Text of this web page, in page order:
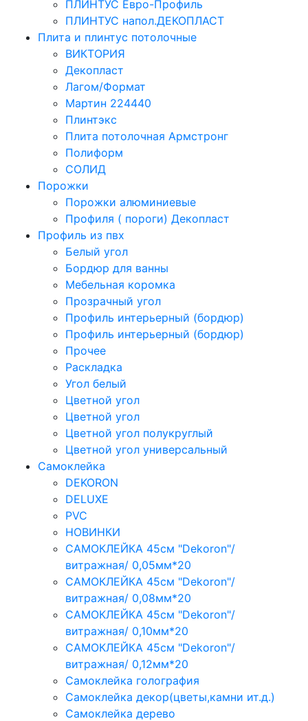
ПЛИНТУС Евро-Профиль
ПЛИНТУС напол.ДЕКОПЛАСТ
Плита и плинтус потолочные
ВИКТОРИЯ
Декопласт
Лагом/Формат
Мартин 224440
Плинтэкс
Плита потолочная Армстронг
Полиформ
СОЛИД
Порожки
Порожки алюминиевые
Профиля ( пороги) Декопласт
Профиль из пвх
Белый угол
Бордюр для ванны
Мебельная коромка
Прозрачный угол
Профиль интерьерный (бордюр)
Профиль интерьерный (бордюр)
Прочее
Раскладка
Угол белый
Цветной угол
Цветной угол
Цветной угол полукруглый
Цветной угол универсальный
Самоклейка
DEKORON
DELUXE
PVC
НОВИНКИ
САМОКЛЕЙКА 45см "Dekoron"/
витражная/ 0,05мм*20
САМОКЛЕЙКА 45см "Dekoron"/
витражная/ 0,08мм*20
САМОКЛЕЙКА 45см "Dekoron"/
витражная/ 0,10мм*20
САМОКЛЕЙКА 45см "Dekoron"/
витражная/ 0,12мм*20
Самоклейка голография
Самоклейка декор(цветы,камни ит.д.)
Самоклейка дерево